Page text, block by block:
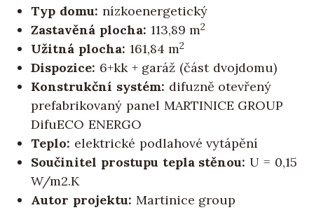
Typ domu: nízkoenergetický
Zastavěná plocha: 113,89 m2
Užitná plocha: 161,84 m2
Dispozice: 6+kk + garáž (část dvojdomu)
Konstrukční systém: difuzně otevřený
prefabrikovaný panel MARTINICE GROUP
DifuECO ENERGO
Teplo: elektrické podlahové vytápění
Součinitel prostupu tepla stěnou: U = 0,15
W/m2.K
Autor projektu: Martinice group